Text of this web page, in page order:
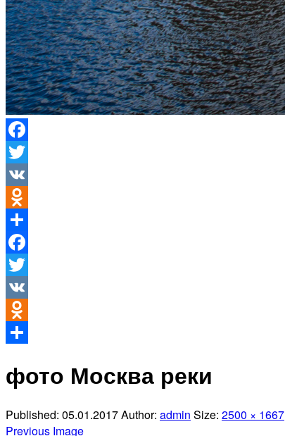
Facebook
Twitter
VK
Odnoklassniki
Отправить
Facebook
Twitter
VK
Odnoklassniki
фото Москва реки
Published: 05.01.2017Author: admin Size: 2500 × 1667
Previous Image